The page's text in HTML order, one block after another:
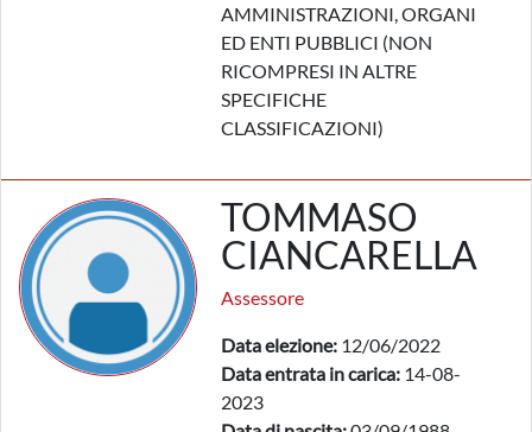
AMMINISTRAZIONI, ORGANI
ED ENTI PUBBLICI (NON
RICOMPRESI IN ALTRE
SPECIFICHE
CLASSIFICAZIONI)
TOMMASO
CIANCARELLA
Assessore
Data elezione: 12/06/2022
Data entrata in carica: 14-08-
2023